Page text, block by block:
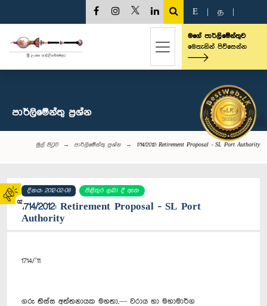
02
E த
මගේ පාර්ලිමේන්තුව
මෙතැනින් පිවිසෙන්න
පාර්ලි‌මේන්තු‌ ප්‍රශ්න
මුල් පිටුව පාර්ලි‌මේන්තු‌ ප්‍රශ්න 1714/2012: Retirement Proposal - SL Port Authority
දිනය: 2012-02-08 පිළිතුර ලබා දී ඇත
1714/2012: Retirement Proposal - SL Port
Authority
1714/’11
ගරු තිස්ස අත්තනායක මහතා,— වරාය හා මහාමාර්ග